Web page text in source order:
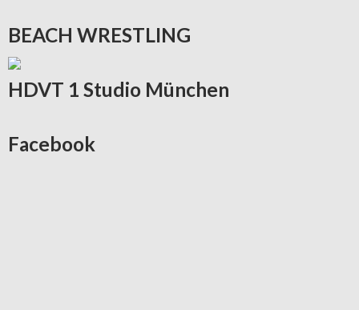
BEACH WRESTLING
HDVT 1 Studio München
Facebook